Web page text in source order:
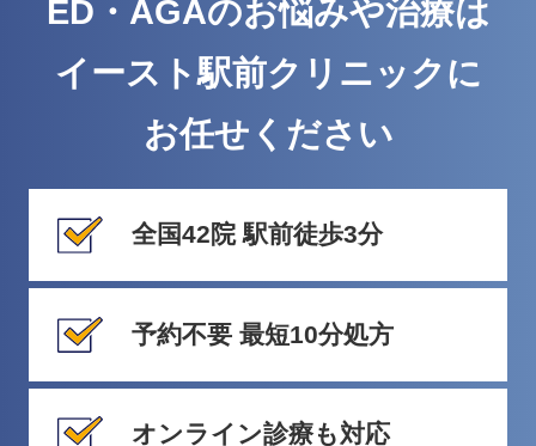
ED・AGAのお悩みや治療は
イースト駅前クリニックに
お任せください
全国42院 駅前徒歩3分
予約不要 最短10分処方
オンライン診療も対応